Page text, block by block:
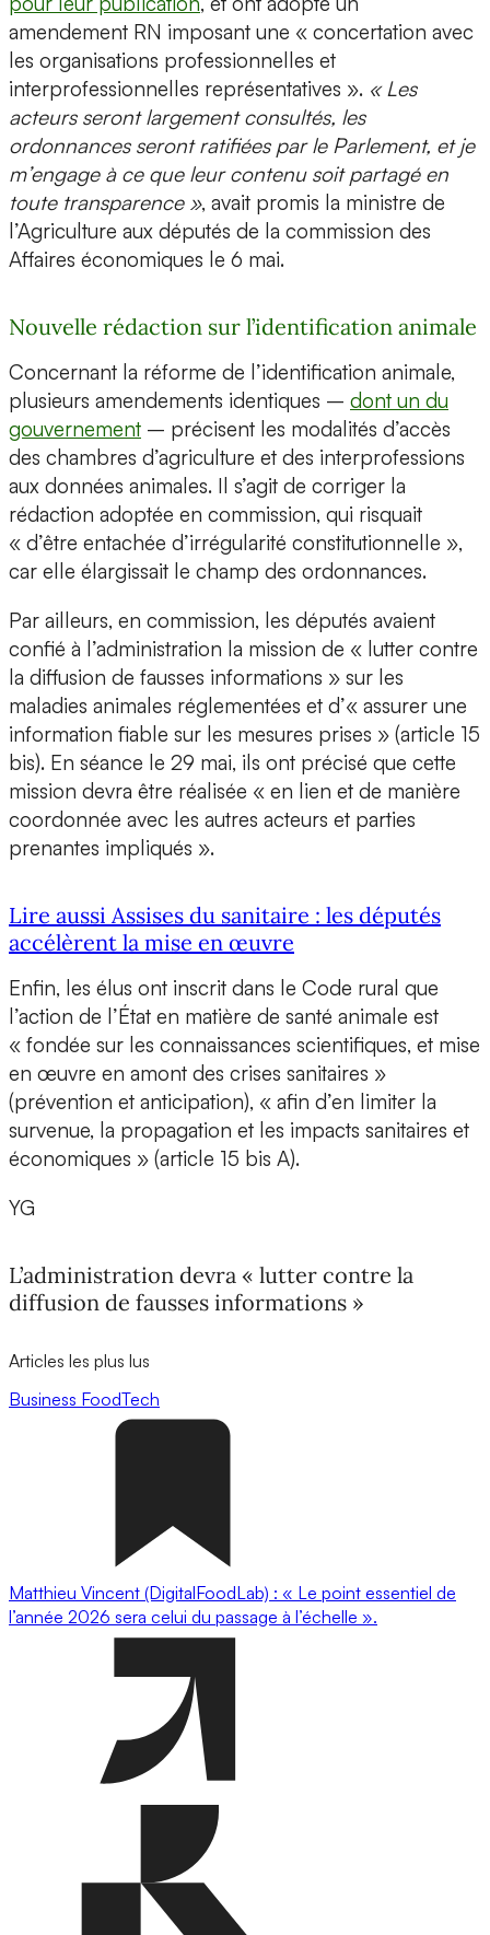
amendement RN imposant une « concertation avec
les organisations professionnelles et
interprofessionnelles représentatives ». « Les
acteurs seront largement consultés, les
ordonnances seront ratifiées par le Parlement, et je
m’engage à ce que leur contenu soit partagé en
toute transparence », avait promis la ministre de
l’Agriculture aux députés de la commission des
Affaires économiques le 6 mai.
Nouvelle rédaction sur l’identification animale
Concernant la réforme de l’identification animale,
plusieurs amendements identiques – dont un du
gouvernement – précisent les modalités d’accès
des chambres d’agriculture et des interprofessions
aux données animales. Il s’agit de corriger la
rédaction adoptée en commission, qui risquait
« d’être entachée d’irrégularité constitutionnelle »,
car elle élargissait le champ des ordonnances.
Par ailleurs, en commission, les députés avaient
confié à l’administration la mission de « lutter contre
la diffusion de fausses informations » sur les
maladies animales réglementées et d’« assurer une
information fiable sur les mesures prises » (article 15
bis). En séance le 29 mai, ils ont précisé que cette
mission devra être réalisée « en lien et de manière
coordonnée avec les autres acteurs et parties
prenantes impliqués ».
Lire aussi Assises du sanitaire : les députés
accélèrent la mise en œuvre
Enfin, les élus ont inscrit dans le Code rural que
l’action de l’État en matière de santé animale est
« fondée sur les connaissances scientifiques, et mise
en œuvre en amont des crises sanitaires »
(prévention et anticipation), « afin d’en limiter la
survenue, la propagation et les impacts sanitaires et
économiques » (article 15 bis A).
YG
L’administration devra « lutter contre la
diffusion de fausses informations »
Articles les plus lus
Business FoodTech
Matthieu Vincent (DigitalFoodLab) : « Le point essentiel de
l’année 2026 sera celui du passage à l’échelle ».